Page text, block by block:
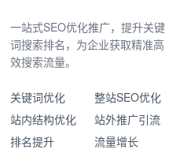
一站式SEO优化推广，提升关键
词搜索排名，为企业获取精准高
效搜索流量。
关键词优化
整站SEO优化
站内结构优化
站外推广引流
排名提升
流量增长